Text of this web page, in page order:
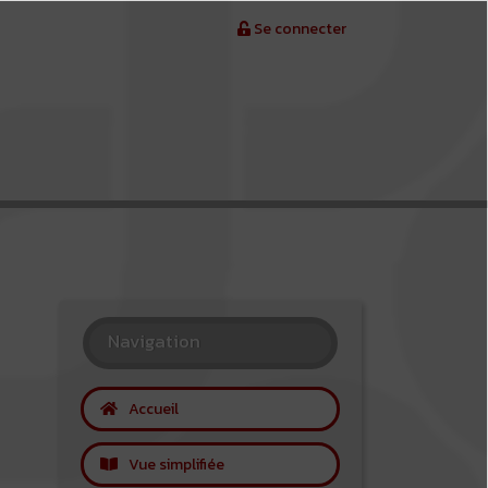
Se connecter
Navigation
Accueil
Vue simplifiée